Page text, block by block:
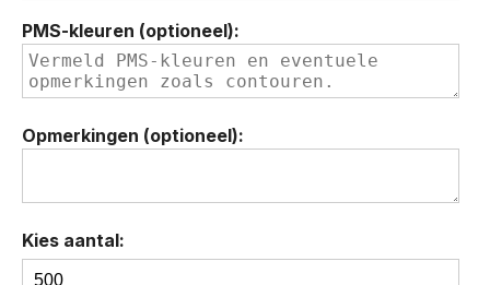
PMS-kleuren (optioneel):
Opmerkingen (optioneel):
Kies aantal:
BIC®